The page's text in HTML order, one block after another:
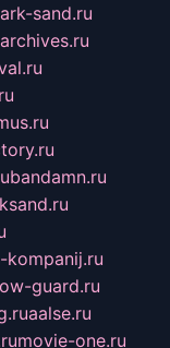
sand.ru
bandamn.ru
guard.ru
aalse.ru
movie-one.ru